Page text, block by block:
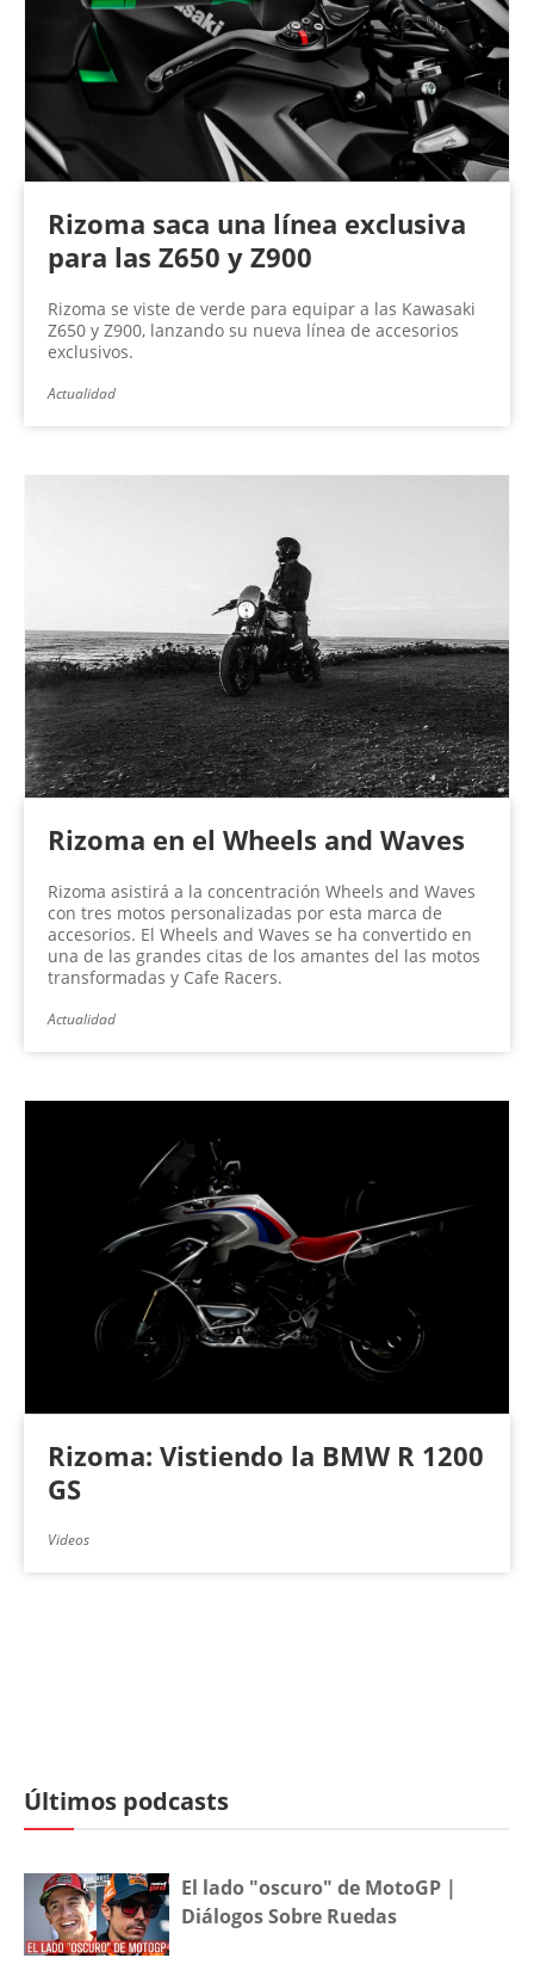
Rizoma saca una línea exclusiva
para las Z650 y Z900
Rizoma se viste de verde para equipar a las Kawasaki
Z650 y Z900, lanzando su nueva línea de accesorios
exclusivos.
Actualidad
Rizoma en el Wheels and Waves
Rizoma asistirá a la concentración Wheels and Waves
con tres motos personalizadas por esta marca de
accesorios. El Wheels and Waves se ha convertido en
una de las grandes citas de los amantes del las motos
transformadas y Cafe Racers.
Actualidad
Rizoma: Vistiendo la BMW R 1200
GS
Videos
Últimos podcasts
El lado "oscuro" de MotoGP |
Diálogos Sobre Ruedas